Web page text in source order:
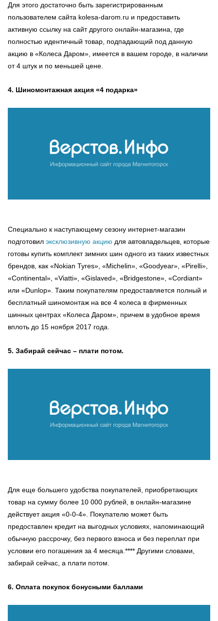
Для этого достаточно быть зарегистрированным
пользователем сайта kolesa-darom.ru и предоставить
активную ссылку на сайт другого онлайн-магазина, где
полностью идентичный товар, подпадающий под данную
акцию в «Колеса Даром», имеется в вашем городе, в наличии
от 4 штук и по меньшей цене.
4. Шиномонтажная акция «4 подарка»
Специально к наступающему сезону интернет-магазин
подготовил эксклюзивную акцию для автовладельцев, которые
готовы купить комплект зимних шин одного из таких известных
брендов, как «Nokian Tyres», «Michelin», «Goodyear», «Pirelli»,
«Continental», «Viatti», «Gislaved», «Bridgestone», «Cordiant»
или «Dunlop». Таким покупателям предоставляется полный и
бесплатный шиномонтаж на все 4 колеса в фирменных
шинных центрах «Колеса Даром», причем в удобное время
вплоть до 15 ноября 2017 года.
5. Забирай сейчас – плати потом.
Для еще большего удобства покупателей, приобретающих
товар на сумму более 10 000 рублей, в онлайн-магазине
действует акция «0-0-4». Покупателю может быть
предоставлен кредит на выгодных условиях, напоминающий
обычную рассрочку, без первого взноса и без переплат при
условии его погашения за 4 месяца.**** Другими словами,
забирай сейчас, а плати потом.
6. Оплата покупок бонусными баллами